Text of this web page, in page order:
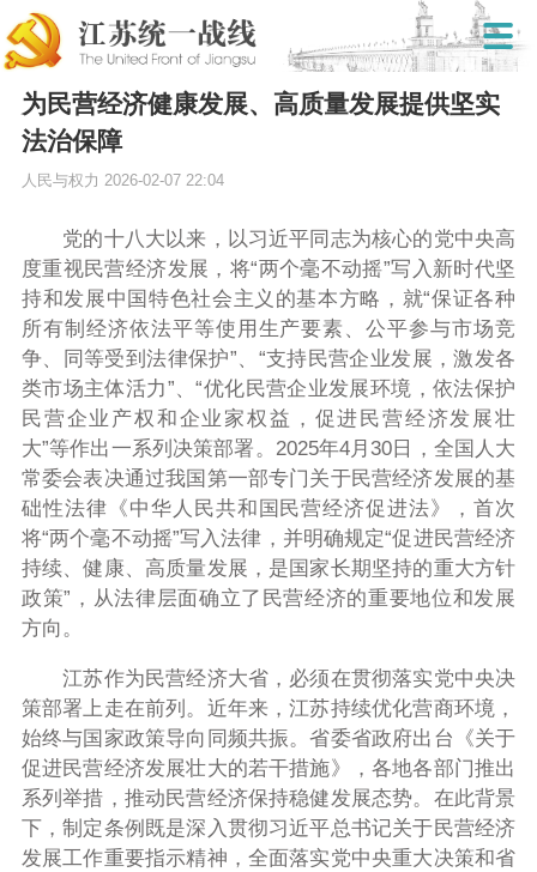
为民营经济健康发展、高质量发展提供坚实
法治保障
人民与权力 2026-02-07 22:04
党的十八大以来，以习近平同志为核心的党中央高
度重视民营经济发展，将“两个毫不动摇”写入新时代坚
持和发展中国特色社会主义的基本方略，就“保证各种
所有制经济依法平等使用生产要素、公平参与市场竞
争、同等受到法律保护”、“支持民营企业发展，激发各
类市场主体活力”、“优化民营企业发展环境，依法保护
民营企业产权和企业家权益，促进民营经济发展壮
大”等作出一系列决策部署。2025年4月30日，全国人大
常委会表决通过我国第一部专门关于民营经济发展的基
础性法律《中华人民共和国民营经济促进法》，首次
将“两个毫不动摇”写入法律，并明确规定“促进民营经济
持续、健康、高质量发展，是国家长期坚持的重大方针
政策”，从法律层面确立了民营经济的重要地位和发展
方向。
江苏作为民营经济大省，必须在贯彻落实党中央决
策部署上走在前列。近年来，江苏持续优化营商环境，
始终与国家政策导向同频共振。省委省政府出台《关于
促进民营经济发展壮大的若干措施》，各地各部门推出
系列举措，推动民营经济保持稳健发展态势。在此背景
下，制定条例既是深入贯彻习近平总书记关于民营经济
发展工作重要指示精神，全面落实党中央重大决策和省